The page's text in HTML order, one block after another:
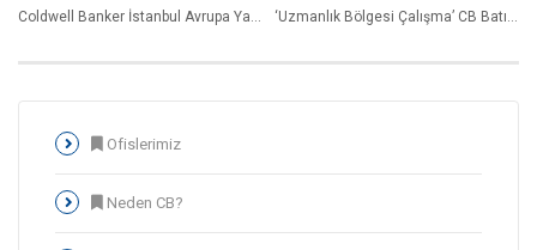
Ofislerimiz
Neden CB?